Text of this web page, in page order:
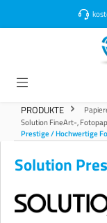
PRODUKTE
Solution FineArt-,
Prestige / Hochwertige
Solution